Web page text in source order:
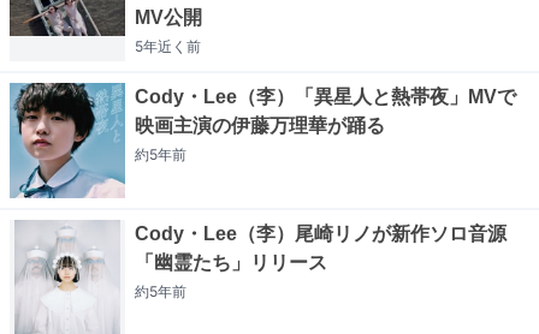
MV公開
5年近く 前
Cody・Lee（李）「異星人と熱帯夜」MVで
映画主演の伊藤万理華が踊る
約5年前
Cody・Lee（李）尾崎リノが新作ソロ音源
「幽霊たち」リリース
約5年前